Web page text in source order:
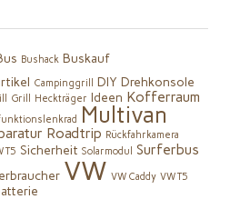
Bushack Buskauf
Campinggrill DIY Drehkonsole
Grill Heckträger Ideen Kofferraum
Multivan
Roadtrip Rückfahrkamera
T5 Sicherheit Solarmodul Surferbus
VW VW Caddy VW T5